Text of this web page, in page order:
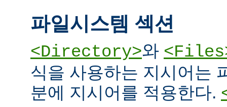
파일시스템 섹션
<Directory>와
식을 사용하는 지시어는
분에 지시어를 적용한다.